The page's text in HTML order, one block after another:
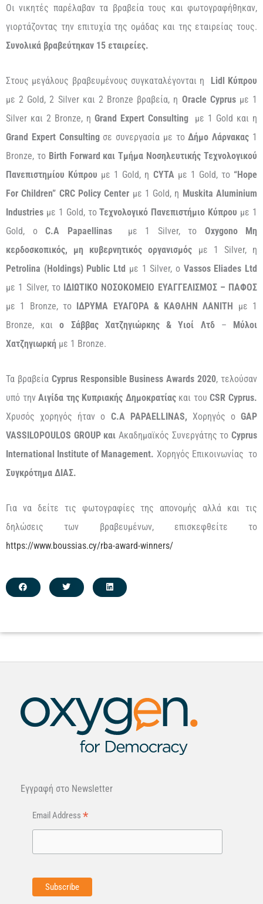
Οι νικητές παρέλαβαν τα βραβεία τους και φωτογραφήθηκαν,
γιορτάζοντας την επιτυχία της ομάδας και της εταιρείας τους.
Συνολικά βραβεύτηκαν 15 εταιρείες.
Στους μεγάλους βραβευμένους συγκαταλέγονται η
Lidl Κύπρου
με 2 Gold, 2 Silver και 2 Bronze βραβεία, η Oracle Cyprusμε 1
Silver και 2 Bronze, η Grand Expert Consultingμε 1 Gold και η
Grand Expert Consultingσε συνεργασία με τοΔήμο Λάρνακας 1
Bronze, το Birth Forward και Τμήμα Νοσηλευτικής Τεχνολογικού
Πανεπιστημίου Κύπρου με 1 Gold, η CYTAμε 1 Gold, το “Hope
For Children” CRC Policy Center με 1 Gold, η Muskita Aluminium
Industries με 1 Gold, τοΤεχνολογικό Πανεπιστήμιο Κύπρου με 1
Gold, ο C.A Papaellinasμε 1 Silver, το Oxygono Mη
κερδοσκοπικός, μη κυβερνητικός οργανισμός με 1 Silver, η
Petrolina (Holdings) Public Ltd με 1 Silver, ο Vassos Eliades Ltd
με 1 Silver, το ΙΔΙΩΤΙΚΟ ΝΟΣΟΚΟΜΕΙΟ ΕΥΑΓΓΕΛΙΣΜΟΣ – ΠΑΦΟΣ
με 1 Bronze, το ΙΔΡΥΜΑ ΕΥΑΓΟΡΑ & ΚΑΘΛΗΝ ΛΑΝΙΤΗ με 1
Bronze, καιο Σάββας Χατζηγιώρκης & Υιοί Λτδ– Μύλοι
Χατζηγιωρκή με 1 Bronze.
Τα βραβεία Cyprus Responsible Business Awards 2020, τελούσαν
υπό τηνΑιγίδα της Κυπριακής Δημοκρατίας και τουCSR Cyprus.
Χρυσός χορηγός ήταν ο C.A PAPAELLINAS, Χορηγός ο GAP
VASSILOPOULOS GROUPκαιΑκαδημαϊκός Συνεργάτης τοCyprus
International Institute of Management. Χορηγός Επικοινωνίας το
Συγκρότημα ΔΙΑΣ.
Για να δείτε τις φωτογραφίες της απονομής αλλά και τις
δηλώσεις των βραβευμένων, επισκεφθείτε το
https://www.boussias.cy/rba-award-winners/
Εγγραφή στo Newsletter
Email Address *